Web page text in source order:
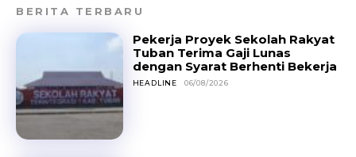
BERITA TERBARU
Pekerja Proyek Sekolah Rakyat
Tuban Terima Gaji Lunas
dengan Syarat Berhenti Bekerja
HEADLINE 06/08/2026